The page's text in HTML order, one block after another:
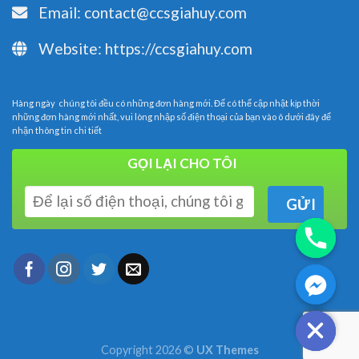
Email: contact@ccsgiahuy.com
Website: https://ccsgiahuy.com
Hàng ngày chúng tôi đều có những đơn hàng mới. Để có thể cập nhật kịp thời
những đơn hàng mới nhất, vui lòng nhập số điện thoại của bạn vào ô dưới đây để
nhận thông tin chi tiết
GỌI LẠI CHO TÔI
Copyright 2026 © UX Themes